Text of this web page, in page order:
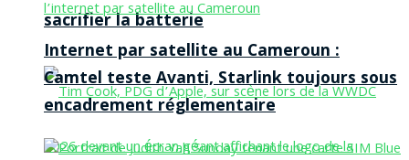
sacrifier la batterie
Internet par satellite au Cameroun :
Camtel teste Avanti, Starlink toujours sous
encadrement réglementaire